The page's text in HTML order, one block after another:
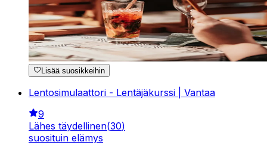
Lisää suosikkeihin
Lentosimulaattori - Lentäjäkurssi | Vantaa
9
Lähes täydellinen(30)
suosituin elämys